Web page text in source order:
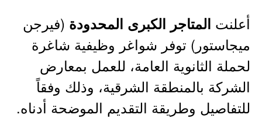
أعلنت المتاجر الكبرى المحدودة (فيرجن
ميجاستور) توفر شواغر وظيفية شاغرة
لحملة الثانوية العامة، للعمل بمعارض
الشركة بالمنطقة الشرقية، وذلك وفقاً
للتفاصيل وطريقة التقديم الموضحة أدناه.